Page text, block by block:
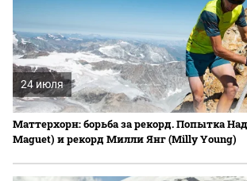
24 июля
Маттерхорн: борьба за рекорд. Попытка
Maguet) и рекорд Милли Янг (Milly Young)